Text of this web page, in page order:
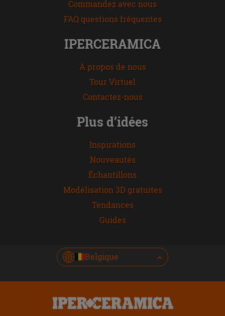
Commandez avec nous
FAQ questions fréquentes
IPERCERAMICA
À propos de nous
Tour Virtuel
Contactez-nous
Plus d’idées
Inspirations
Nouveautés
Échantillons
Modélisation 3D gratuites
Tendances
Guides
Belgique